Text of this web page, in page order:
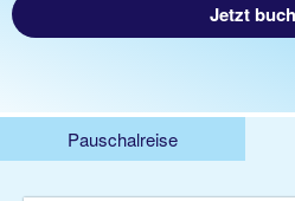
Jetzt
Pauschalreise